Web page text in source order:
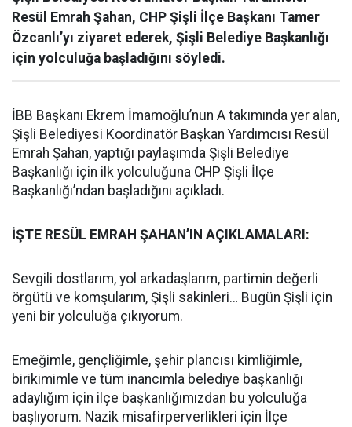
Resül Emrah Şahan, CHP Şişli İlçe Başkanı Tamer
Özcanlı’yı ziyaret ederek, Şişli Belediye Başkanlığı
için yolculuğa başladığını söyledi.
İBB Başkanı Ekrem İmamoğlu’nun A takımında yer alan,
Şişli Belediyesi Koordinatör Başkan Yardımcısı Resül
Emrah Şahan, yaptığı paylaşımda Şişli Belediye
Başkanlığı için ilk yolculuğuna CHP Şişli İlçe
Başkanlığı’ndan başladığını açıkladı.
İŞTE RESÜL EMRAH ŞAHAN’IN AÇIKLAMALARI:
Sevgili dostlarım, yol arkadaşlarım, partimin değerli
örgütü ve komşularım, Şişli sakinleri… Bugün Şişli için
yeni bir yolculuğa çıkıyorum.
Emeğimle, gençliğimle, şehir plancısı kimliğimle,
birikimimle ve tüm inancımla belediye başkanlığı
adaylığım için ilçe başkanlığımızdan bu yolculuğa
başlıyorum. Nazik misafirperverlikleri için İlçe